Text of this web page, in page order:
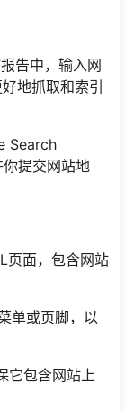
告中，输入网
地抓取和索引
Search
提交网站地
页面，包含网站
单或页脚，以
它包含网站上